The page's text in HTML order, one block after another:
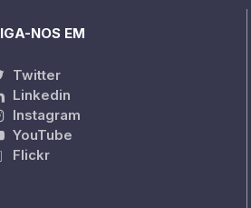
NOS EM
Twitter
Linkedin
Instagram
YouTube
Flickr